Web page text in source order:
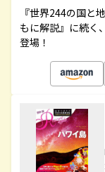
『世界244の国
もに解説』に続く
登場！